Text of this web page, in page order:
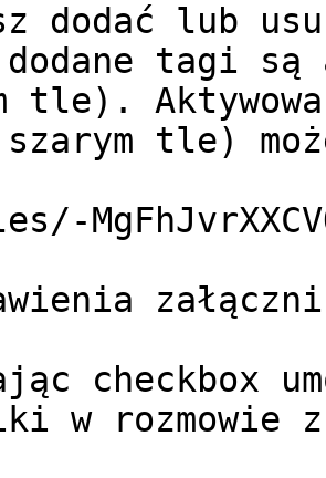
dodać lub
tagi są
tle).
tle)
checkbox
w rozmowie